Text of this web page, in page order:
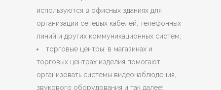
используются в офисных зданиях для
организации сетевых кабелей, телефонных
линий и других коммуникационных систем;
торговые центры: в магазинах и
торговых центрах изделия помогают
организовать системы видеонаблюдения,
звукового оборудования и так далее;